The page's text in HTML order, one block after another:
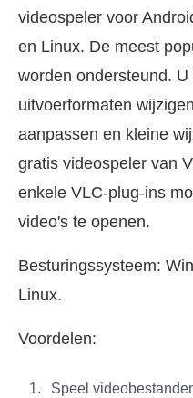
videospeler voor
en Linux. De meest
worden ondersteund.
uitvoerformaten
aanpassen en kleine
gratis videospeler van
enkele VLC-plug-ins
video's te openen.
Besturingssysteem:
Linux.
Voordelen:
Speel